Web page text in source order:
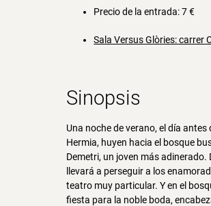
Precio de la entrada: 7 €
Sala Versus Glòries: carrer
Sinopsis
Una noche de verano, el día
Hermia, huyen hacia el bosque
Demetri, un joven más adinerado.
llevará a perseguir a los
teatro muy particular. Y en el
fiesta para la noble boda,